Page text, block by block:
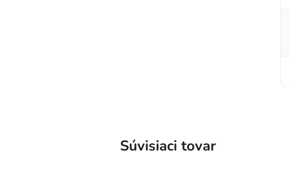
Súvisiaci tovar